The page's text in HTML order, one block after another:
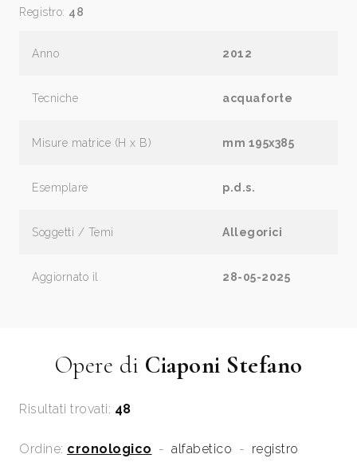
Registro: 48
Anno 2012
Tecniche acquaforte
Misure matrice (H x B) mm 195x385
Esemplare p.d.s.
Soggetti / Temi Allegorici
Aggiornato il 28-05-2025
Opere di Ciaponi Stefano
Risultati trovati: 48
Ordine: cronologico - alfabetico - registro